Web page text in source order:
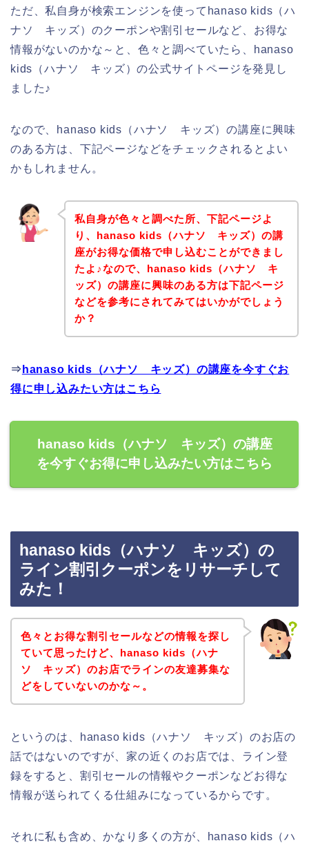
ただ、私自身が検索エンジンを使ってhanaso kids（ハ
ナソ キッズ）のクーポンや割引セールなど、お得な
情報がないのかな～と、色々と調べていたら、hanaso
kids（ハナソ キッズ）の公式サイトページを発見し
ました♪
なので、hanaso kids（ハナソ キッズ）の講座に興味
のある方は、下記ページなどをチェックされるとよい
かもしれません。
私自身が色々と調べた所、下記ページよ
り、hanaso kids（ハナソ キッズ）の講
座がお得な価格で申し込むことができまし
たよ♪なので、hanaso kids（ハナソ キ
ッズ）の講座に興味のある方は下記ページ
などを参考にされてみてはいかがでしょう
か？
⇒ hanaso kids（ハナソ キッズ）の講座を今すぐお
得に申し込みたい方はこちら
hanaso kids（ハナソ キッズ）の講座
を今すぐお得に申し込みたい方はこちら
hanaso kids（ハナソ キッズ）の
ライン割引クーポンをリサーチして
みた！
色々とお得な割引セールなどの情報を探し
ていて思ったけど、hanaso kids（ハナ
ソ キッズ）のお店でラインの友達募集な
どをしていないのかな～。
というのは、hanaso kids（ハナソ キッズ）のお店の
話ではないのですが、家の近くのお店では、ライン登
録をすると、割引セールの情報やクーポンなどお得な
情報が送られてくる仕組みになっているからです。
それに私も含め、かなり多くの方が、hanaso kids（ハ